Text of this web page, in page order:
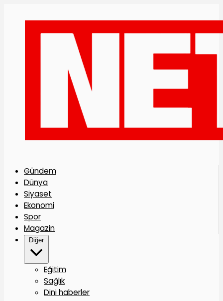
Gündem
Dünya
Siyaset
Ekonomi
Spor
Magazin
Diğer
Eğitim
Sağlık
Dini haberler